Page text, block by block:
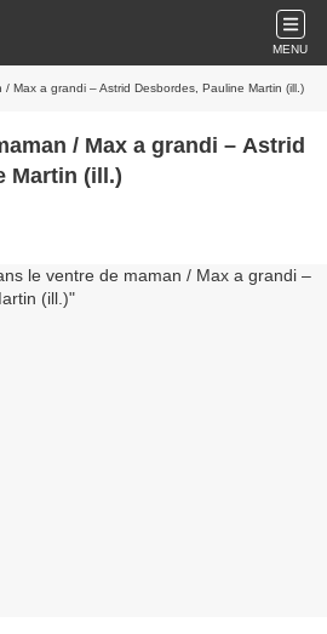
MENU
Max a grandi – Astrid Desbordes, Pauline Martin (ill.)
/ Max a grandi – Astrid
Martin (ill.)